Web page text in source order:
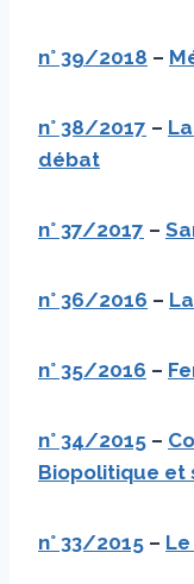
n° 39/2018 –
n° 38/2017 –
débat
n° 37/2017 –
n° 36/2016 –
n° 35/2016 –
n° 34/2015 –
Biopolitique et
n° 33/2015 –